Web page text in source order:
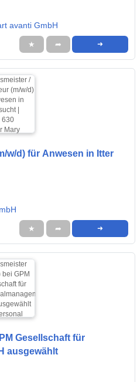
avanti GmbH
★ ➦ ➜
w/d) für Anwesen in Itter
★ ➦ ➜
Gesellschaft für
ausgewählt